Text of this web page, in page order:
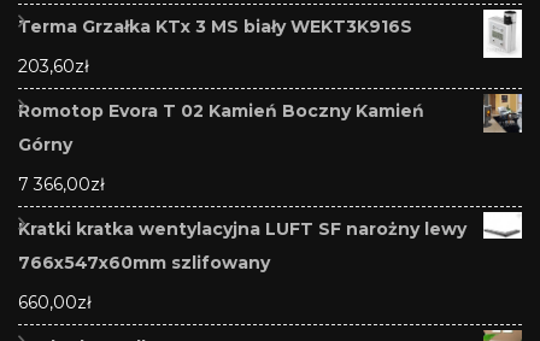
Terma Grzałka KTx 3 MS biały WEKT3K916S
203,60zł
Romotop Evora T 02 Kamień Boczny Kamień
Górny
7 366,00zł
Kratki kratka wentylacyjna LUFT SF narożny lewy
766x547x60mm szlifowany
660,00zł